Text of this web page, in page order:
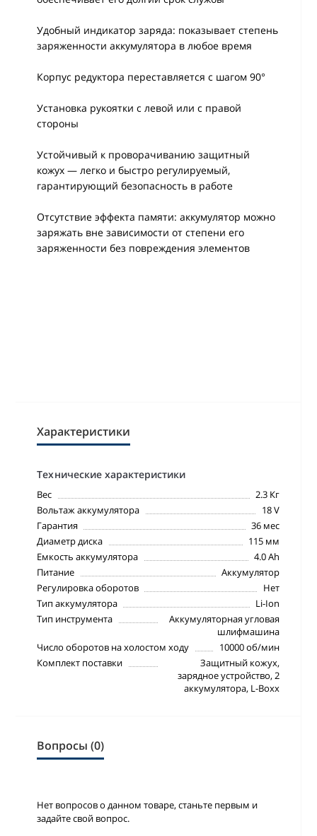
Удобный индикатор заряда: показывает степень
заряженности аккумулятора в любое время
Корпус редуктора переставляется с шагом 90°
Установка рукоятки с левой или с правой
стороны
Устойчивый к проворачиванию защитный
кожух — легко и быстро регулируемый,
гарантирующий безопасность в работе
Отсутствие эффекта памяти: аккумулятор можно
заряжать вне зависимости от степени его
заряженности без повреждения элементов
Характеристики
Технические характеристики
Вес
2.3 Кг
Вольтаж аккумулятора
18 V
Гарантия
36 мес
Диаметр диска
115 мм
Емкость аккумулятора
4.0 Ah
Питание
Аккумулятор
Регулировка оборотов
Нет
Тип аккумулятора
Li-Ion
Тип инструмента
Аккумуляторная угловая
шлифмашина
Число оборотов на холостом ходу
10000 об/мин
Комплект поставки
Защитный кожух,
зарядное устройство, 2
аккумулятора, L-Boxx
Вопросы (0)
Нет вопросов о данном товаре, станьте первым и
задайте свой вопрос.